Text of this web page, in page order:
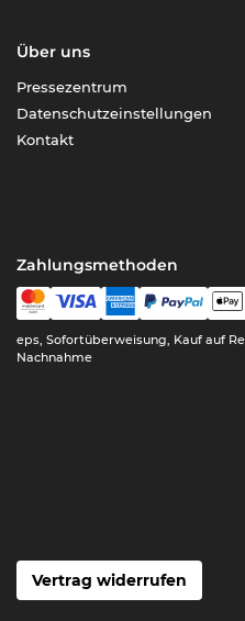
Über uns
Pressezentrum
Datenschutzeinstellungen
Kontakt
Zahlungsmethoden
eps, Sofortüberweisung, Kauf auf
Nachnahme
Vertrag widerrufen